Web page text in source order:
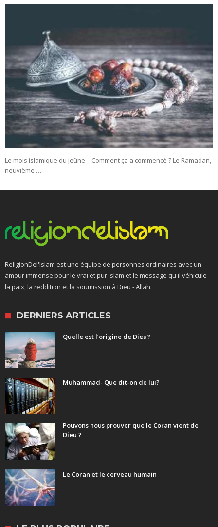
Le mois islamique du jeûne – Comment ça a commencé ? Le Ramadan,
neuvième …
ReligionDel'Islam est une équipe de personnes ordinaires avec un
amour immense pour le vrai et pur Islam et le message qu'il véhicule -
la paix, la reddition et la soumission à Dieu - Allah.
DERNIERS ARTICLES
Quelle est l’origine de Dieu?
Muhammad- Que dit-on de lui?
Pouvons nous prouver que le Coran vient de
Dieu ?
Le Coran et le cerveau humain